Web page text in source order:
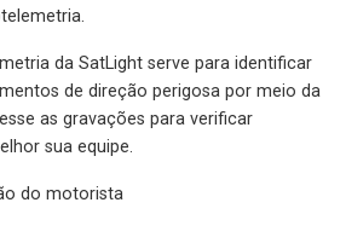
da SatLight serve para identificar
de direção perigosa por meio da
as gravações para verificar
sua equipe.
do motorista